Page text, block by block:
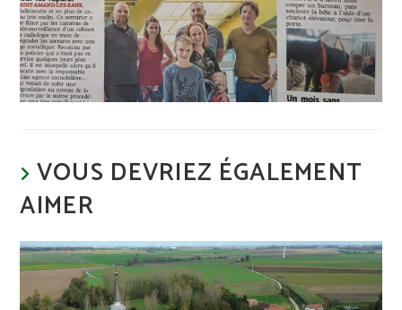
VOUS DEVRIEZ ÉGALEMENT
AIMER